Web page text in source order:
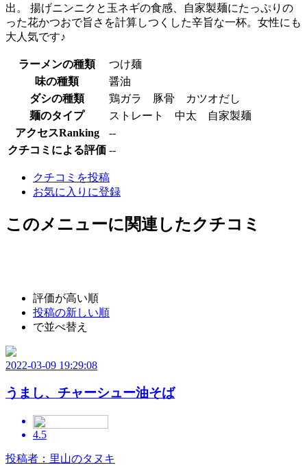
出。 揚げニンニクと玉ネギの食感、自家製麺にたっぷりの
った花かつおで旨さを計算しつくした辛旨な一杯。女性にも
大人気です♪
ラーメンの種類
つけ麺
味の種類
醤油
ダシの種類
鶏ガラ 豚骨 カツオだし
麺のタイプ
ストレート 中太 自家製麺
アクセスRanking
--
クチコミによる評価 --
クチコミを投稿
お気に入りに登録
このメニューに関連したクチコミ
評価が高い順
投稿の新しい順
で並べ替え
2022-03-09 19:29:08
うまし、チャーシュー油そば
4.5
投稿者：里山のタヌキ